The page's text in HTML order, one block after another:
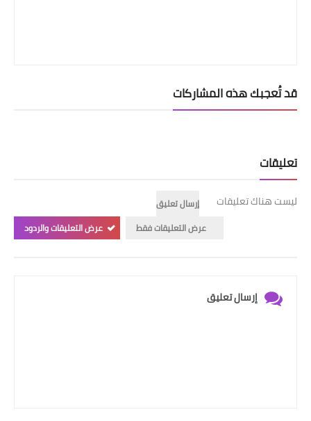
قد تُعجبك هذه المشاركات
تعليقات
ليست هناك تعليقات
إرسال تعليق
عرض التعليقات فقط
عرض التعليقات والردود
إرسال تعليق